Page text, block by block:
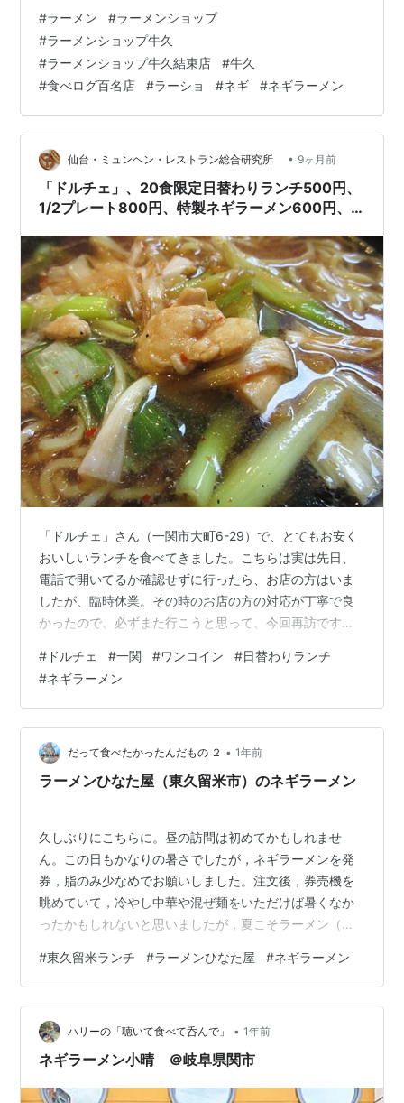
た一杯 スープ 麺 具材 総評 外観 国道沿いに現れる赤い看
板は、まさにラーショの象徴。 駐車場も広めで入りやす
く、昼時にはほぼ満車になるほどの人気ぶり。 外観だけ
で「絶対うまいやつ」と確信できる佇まいです。 店内 店
内はカウンター席が中心で、回転率がとても良い印象。
注文から提供まで…
#ラーメン #ラーメンショップ
#ラーメンショップ牛久
#ラーメンショップ牛久結束店 #牛久
#食べログ百名店 #ラーショ #ネギ #ネギラーメン
仙台・ミュンヘン・レストラン総合研究所 • 9ヶ月前
「ドルチェ」、20食限定日替わりランチ500円、
1/2プレート800円、特製ネギラーメン600円、
「ドルチェ」さん（一関市大町6-29）で、とてもお安く
おいしいランチを食べてきました。こちらは実は先日、
電話で開いてるか確認せずに行ったら、お店の方はいま
したが、臨時休業。その時のお店の方の対応が丁寧で良
かったので、必ずまた行こうと思って、今回再訪です。
は別な方の対応でしたが、このお方も丁寧な対応。念の
ためお料理も予約しておきました。駐車場はないので、
一関駅前の駐車場にとめました。1時間100円です。 お店
に着いたら、テーブルの上に、予約した1/2プレートがの
っていました。予約した者ですと伝えたら、そのテーブ
ルに案内されました。ほどなくして、日…
# ドルチェ #一関 #ワンコイン #日替わりランチ
#ネギラーメン
だって食べたかったんだもの ２ • 1年前
ラーメンひなた屋（東久留米市）のネギラーメン
久しぶりにこちらに。昼の訪問は初めてかもしれませ
ん。この日もかなりの暑さでしたが，ネギラーメンを発
券，脂のみ少なめでお願いしました。注文後，券売機を
眺めていて，冷やし中華や混ぜ麺をいただけば暑くなか
ったかもしれないと思いましたが，夏こそラーメン（意
はマイルドながらこくあるものでふつうの家系とは異な
る味でなかなか美味しいです。中太麺もしっかり味わい
よく，スープの持ち上げも良くこの日も美味しくいただ
きました。 ラーメンひなた屋のネギラーメン
#東久留米ランチ #ラーメンひなた屋 #ネギラーメン
ハリーの「聴いて食べて呑んで」 • 1年前
ネギラーメン小晴 ＠岐阜県関市